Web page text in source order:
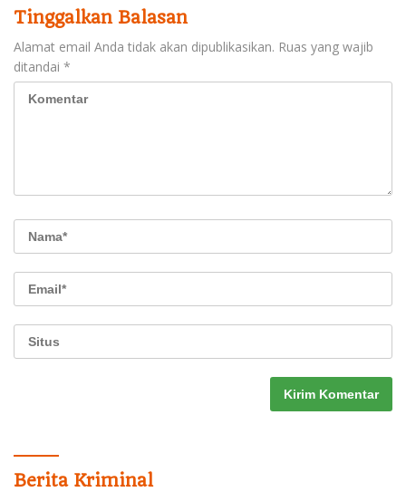
Tinggalkan Balasan
Alamat email Anda tidak akan dipublikasikan. Ruas yang wajib
ditandai *
Berita Kriminal